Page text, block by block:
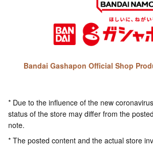
Bandai Gashapon Official Shop
* Due to the influence of the new
status of the store may differ from the
note.
* The posted content and the actual store